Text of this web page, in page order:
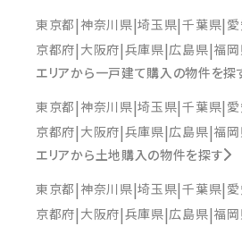
東京都 神奈川県 埼玉県 千葉県
京都府 大阪府 兵庫県 広島県 福
エリアから一戸建て購入の物件を探
東京都 神奈川県 埼玉県 千葉県
京都府 大阪府 兵庫県 広島県 福
エリアから土地購入の物件を探す
東京都 神奈川県 埼玉県 千葉県
京都府 大阪府 兵庫県 広島県 福